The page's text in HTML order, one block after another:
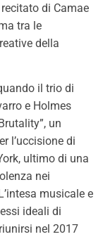
di Camae
tra le
della
il trio di
e Holmes
un
l’uccisione di
ultimo di una
nei
musicale e
ideali di
nel 2017